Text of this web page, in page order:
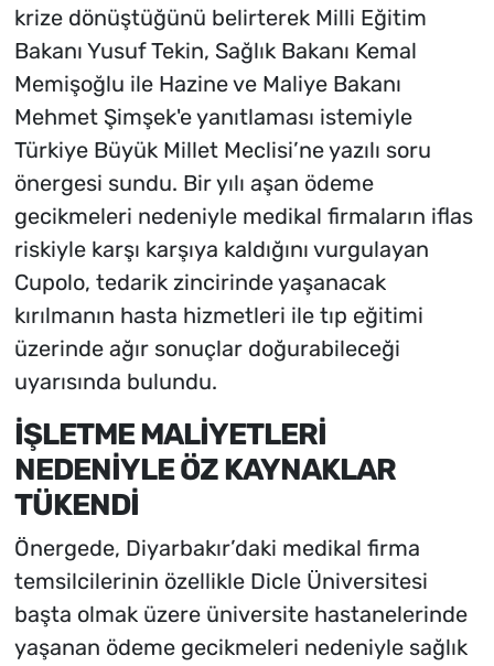
krize dönüştüğünü belirterek Milli Eğitim
Bakanı Yusuf Tekin, Sağlık Bakanı Kemal
Memişoğlu ile Hazine ve Maliye Bakanı
Mehmet Şimşek'e yanıtlaması istemiyle
Türkiye Büyük Millet Meclisi’ne yazılı soru
önergesi sundu. Bir yılı aşan ödeme
gecikmeleri nedeniyle medikal firmaların iflas
riskiyle karşı karşıya kaldığını vurgulayan
Cupolo, tedarik zincirinde yaşanacak
kırılmanın hasta hizmetleri ile tıp eğitimi
üzerinde ağır sonuçlar doğurabileceği
uyarısında bulundu.
İŞLETME MALİYETLERİ
NEDENİYLE ÖZ KAYNAKLAR
TÜKENDİ
Önergede, Diyarbakır’daki medikal firma
temsilcilerinin özellikle Dicle Üniversitesi
başta olmak üzere üniversite hastanelerinde
yaşanan ödeme gecikmeleri nedeniyle sağlık